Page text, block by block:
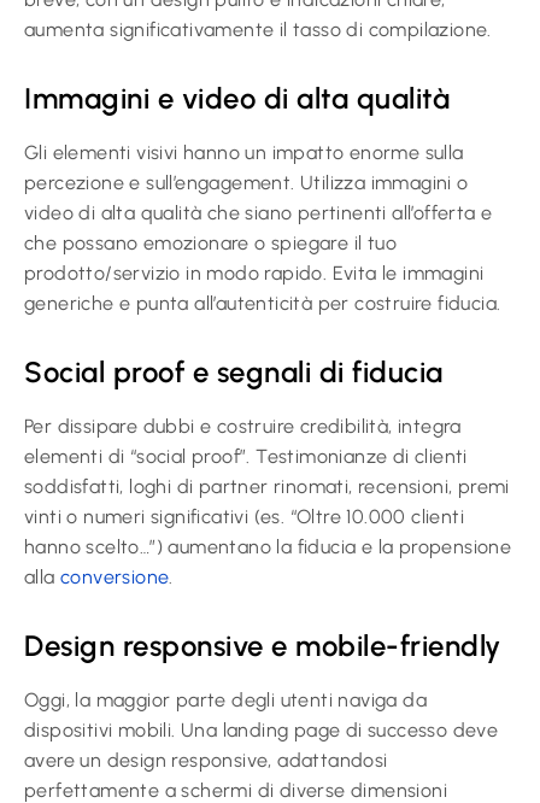
aumenta significativamente il tasso di compilazione.
Immagini e video di alta qualità
Gli elementi visivi hanno un impatto enorme sulla
percezione e sull’engagement. Utilizza immagini o
video di alta qualità che siano pertinenti all’offerta e
che possano emozionare o spiegare il tuo
prodotto/servizio in modo rapido. Evita le immagini
generiche e punta all’autenticità per costruire fiducia.
Social proof e segnali di fiducia
Per dissipare dubbi e costruire credibilità, integra
elementi di “social proof”. Testimonianze di clienti
soddisfatti, loghi di partner rinomati, recensioni, premi
vinti o numeri significativi (es. “Oltre 10.000 clienti
hanno scelto…”) aumentano la fiducia e la propensione
alla conversione
Design responsive e mobile-friendly
Oggi, la maggior parte degli utenti naviga da
dispositivi mobili. Una landing page di successo deve
avere un design responsive, adattandosi
perfettamente a schermi di diverse dimensioni